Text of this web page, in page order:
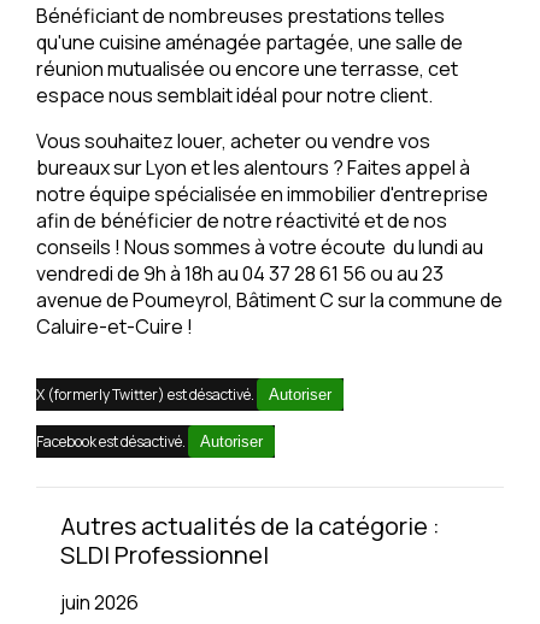
Bénéficiant de nombreuses prestations telles
qu'une cuisine aménagée partagée, une salle de
réunion mutualisée ou encore une terrasse, cet
espace nous semblait idéal pour notre client.
Vous souhaitez louer, acheter ou vendre vos
bureaux sur Lyon et les alentours ? Faites appel à
notre équipe spécialisée en immobilier d'entreprise
afin de bénéficier de notre réactivité et de nos
conseils ! Nous sommes à votre écoute du lundi au
vendredi de 9h à 18h au 04 37 28 61 56 ou au 23
avenue de Poumeyrol, Bâtiment C sur la commune de
Caluire-et-Cuire !
X (formerly Twitter) est désactivé. Autoriser
Facebook est désactivé. Autoriser
Autres actualités de la catégorie :
SLDI Professionnel
juin 2026